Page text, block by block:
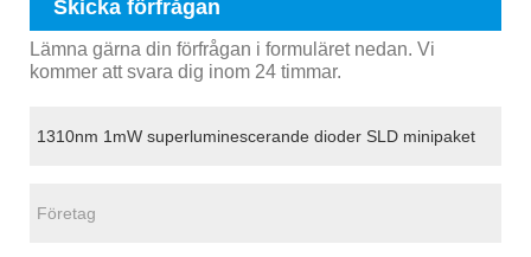
Skicka förfrågan
Lämna gärna din förfrågan i formuläret nedan. Vi
kommer att svara dig inom 24 timmar.